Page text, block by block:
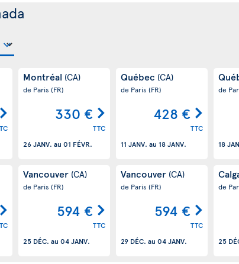
Montréal (CA)
de Paris (FR)
330 €
TTC
26 JANV. au 01 FÉVR.
Québec (CA)
de Paris (FR)
428 €
TTC
11 JANV. au 18 JANV.
de
18
Vancouver (CA)
de Paris (FR)
594 €
TTC
25 DÉC. au 04 JANV.
Vancouver (CA)
de Paris (FR)
594 €
TTC
29 DÉC. au 04 JANV.
de
25